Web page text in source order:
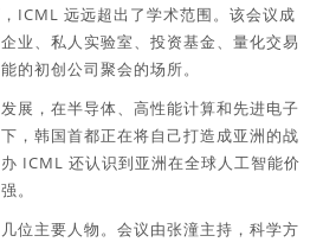
ICML 远远超出了学术范围。该会议成
业、私人实验室、投资基金、量化交易
的初创公司聚会的场所。
展，在半导体、高性能计算和先进电子
，韩国首都正在将自己打造成亚洲的战
ICML 还认识到亚洲在全球人工智能价
。
位主要人物。会议由张潼主持，科学方